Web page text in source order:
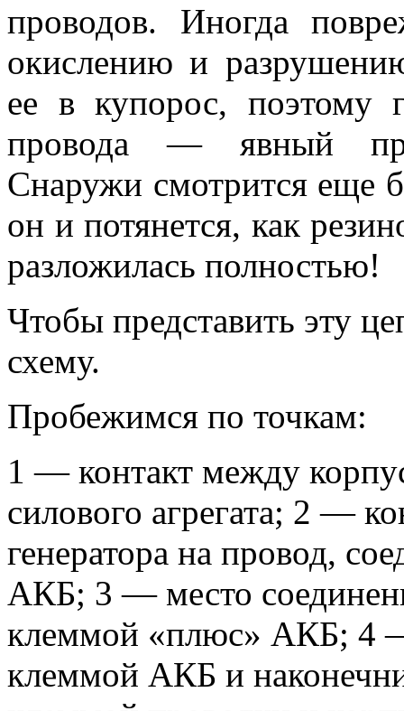
проводов. Иногда
окислению и
ее в купорос, поэтому
провода — явный
Снаружи смотрится еще
он и потянется, как
разложилась полностью!
Чтобы представить эту
схему.
Пробежимся по точкам:
1 — контакт между
силового агрегата; 2 —
генератора на провод,
АКБ; 3 — место
клеммой «плюс» АКБ; 4
клеммой АКБ и